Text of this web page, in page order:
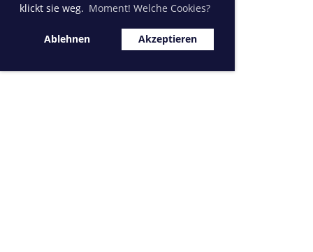
klickt sie weg. Moment! Welche Cookies?
Ablehnen Akzeptieren